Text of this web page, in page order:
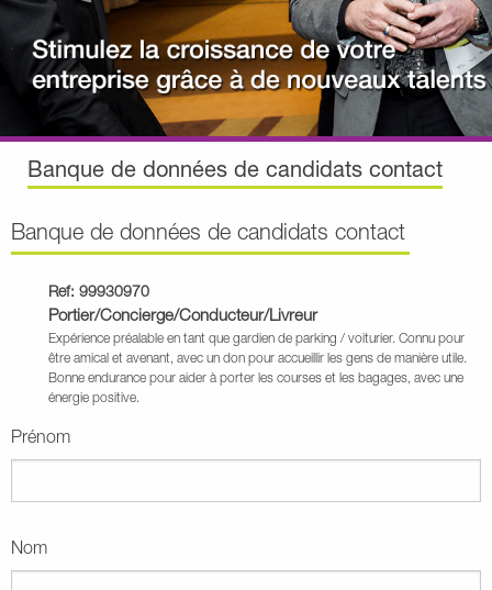
Banque de données de candidats contact
Banque de données de candidats contact
Ref: 99930970
Portier/Concierge/Conducteur/Livreur
Expérience préalable en tant que gardien de parking / voiturier. Connu pour
être amical et avenant, avec un don pour accueillir les gens de manière utile.
Bonne endurance pour aider à porter les courses et les bagages, avec une
énergie positive.
Prénom
Nom